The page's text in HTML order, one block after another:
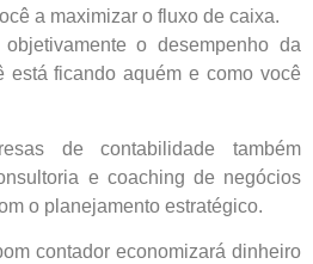
a maximizar o fluxo de caixa.
o desempenho da
está ficando aquém e como você
de contabilidade também
e coaching de negócios
o planejamento estratégico.
contador economizará dinheiro